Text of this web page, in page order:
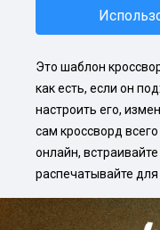
Это шаблон
как есть, если он
настроить его,
сам кроссворд
онлайн,
распечатывайте